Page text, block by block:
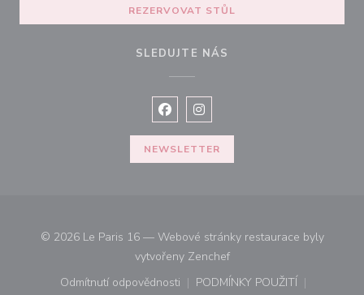
REZERVOVAT STŮL
SLEDUJTE NÁS
Facebook ((otevře se v novém
Instagram ((otevře se v
NEWSLETTER
© 2026 Le Paris 16 — Webové stránky restaurace byly
vytvořeny Zenchef((otevře se v novém okně))
Odmítnutí odpovědnosti
((otevře se v novém okně))
PODMÍNKY POUŽITÍ
((otevře se v novém